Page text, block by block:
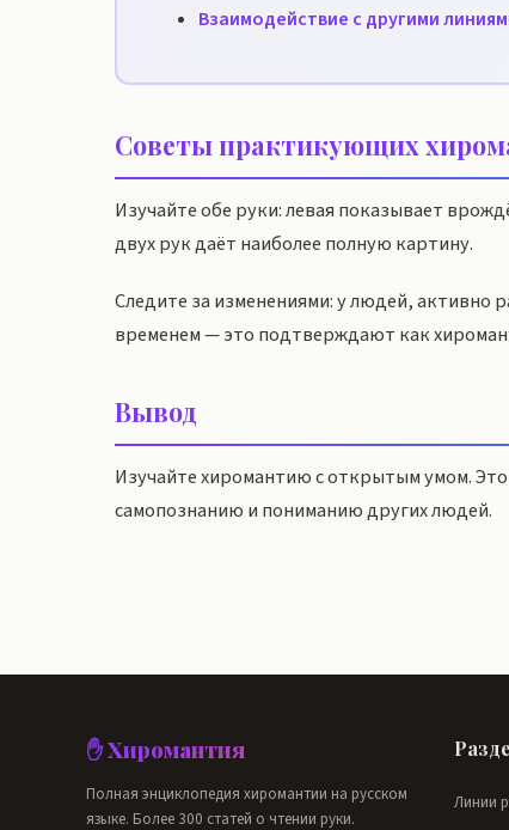
Взаимодействие с другими
Советы практикующих
Изучайте обе руки: левая показывает
двух рук даёт наиболее полную картину.
Следите за изменениями: у людей, активно
временем — это подтверждают как
Вывод
Изучайте хиромантию с открытым умом.
самопознанию и пониманию других людей.
✋ Хиромантия
Полная энциклопедия хиромантии на русском
языке. Более 300 статей о чтении руки.
Линии